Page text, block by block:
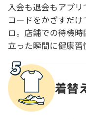
入会も退会もアプ
コードをかざすだ
ロ。店舗での待機
立った瞬間に健康習
着替